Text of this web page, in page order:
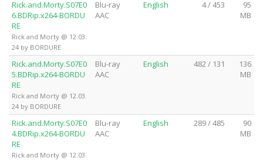
Rick.and.Morty.S07E0
6.BDRip.x264-BORDU
RE
Rick and Morty @ 12.03.
24 by BORDURE
Blu-ray
AAC
English 4 / 453
95
MB
Rick.and.Morty.S07E0
5.BDRip.x264-BORDU
RE
Rick and Morty @ 12.03.
24 by BORDURE
Blu-ray
AAC
English 482 / 131
136
MB
Rick.and.Morty.S07E0
4.BDRip.x264-BORDU
RE
Rick and Morty @ 12.03.
Blu-ray
AAC
English 289 / 485
90
MB